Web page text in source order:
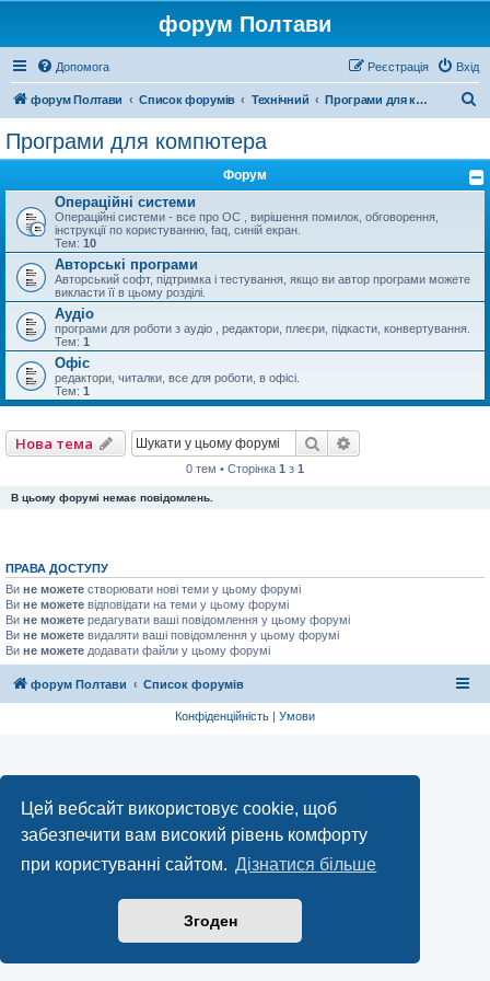
Цей вебсайт використовує cookie, щоб
забезпечити вам високий рівень комфорту
при користуванні сайтом. Дізнатися більше
Згоден
форум Полтави
Допомога Вхід
Реєстрація
форум Полтави Список форумів Технічний Програми для компютера
у
Програми для компютера
Форум
Операційні системи
Операційні системи - все про ОС , вирішення помилок, обговорення,
інструкції по користуванню, faq, синій екран.
Тем: 10
Авторські програми
Авторський софт, підтримка і тестування, якщо ви автор програми можете
викласти її в цьому розділі.
Аудіо
програми для роботи з аудіо , редактори, плеєри, підкасти, конвертування.
Тем: 1
Офіс
редактори, читалки, все для роботи, в офісі.
Тем: 1
Нова тема Пошук
0 тем • Сторінка 1 з 1
В цьому форумі немає повідомлень.
ПРАВА ДОСТУПУ
Ви не можете створювати нові теми у цьому форумі
Ви не можете відповідати на теми у цьому форумі
Ви не можете редагувати ваші повідомлення у цьому форумі
Ви не можете видаляти ваші повідомлення у цьому форумі
Ви не можете додавати файли у цьому форумі
форум Полтави Список форумів
Конфіденційність | Умови